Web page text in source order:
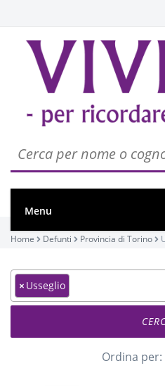
Menu
Home Defunti Provincia di Torino
× Usseglio
Ordina per: